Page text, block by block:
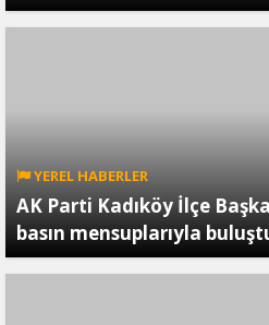
YEREL HABERLER
AK Parti Kadıköy İlçe
basın mensuplarıyla